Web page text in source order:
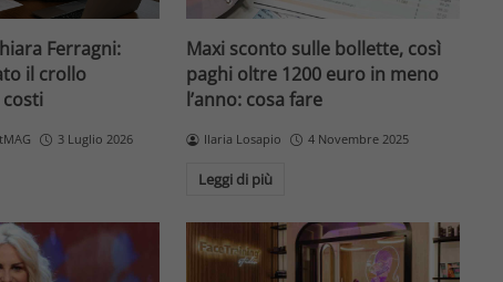
Ferragni:
il crollo
3 Luglio 2026
Maxi sconto sulle bollette, così
paghi oltre 1200 euro in meno
l’anno: cosa fare
Ilaria Losapio 4 Novembre 2025
Leggi di più